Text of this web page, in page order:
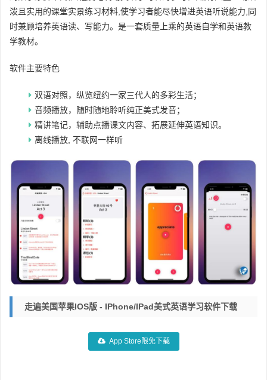
泼且实用的课堂实景练习材料,使学习者能尽快增进英语听说能力,同
时兼顾培养英语读、写能力。是一套质量上乘的英语自学和英语教
学教材。
软件主要特色
双语对照，纵览纽约一家三代人的多彩生活；
音频播放，随时随地聆听纯正美式发音；
精讲笔记，辅助点播课文内容、拓展延伸英语知识。
离线播放, 不联网一样听
走遍美国苹果iOS版 - IPhone/iPad美式英语学习软件下载
App Store限免下载